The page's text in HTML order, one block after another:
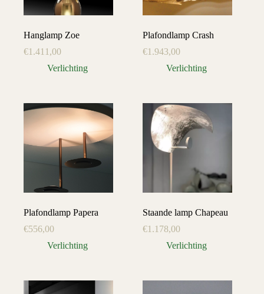
Hanglamp Zoe
€1.411,00
Verlichting
Plafondlamp Crash
€1.943,00
Verlichting
Plafondlamp Papera
€556,00
Verlichting
Staande lamp Chapeau
€1.178,00
Verlichting